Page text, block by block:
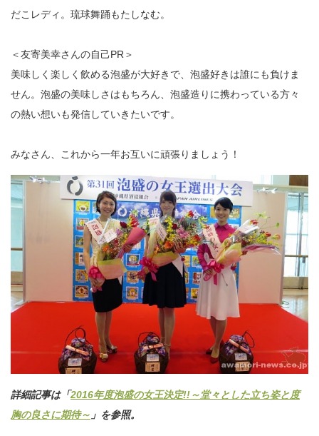
だこレディ。琉球舞踊もたしなむ。
＜友寄美幸さんの自己PR＞
美味しく楽しく飲める泡盛が大好きで、泡盛好きは誰にも負けま
せん。泡盛の美味しさはもちろん、泡盛造りに携わっている方々
の熱い想いも発信していきたいです。
みなさん、これから一年お互いに頑張りましょう！
詳細記事は「2016年度泡盛の女王決定!!～堂々とした立ち姿と度
胸の良さに期待～ 」を参照。